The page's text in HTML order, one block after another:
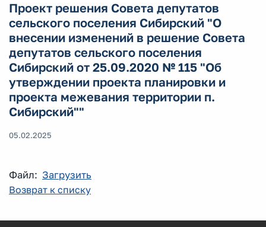
Проект решения Совета депутатов
сельского поселения Сибирский "О
внесении изменений в решение Совета
депутатов сельского поселения
Сибирский от 25.09.2020 № 115 "Об
утверждении проекта планировки и
проекта межевания территории п.
Сибирский""
05.02.2025
Файл: Загрузить
Возврат к списку